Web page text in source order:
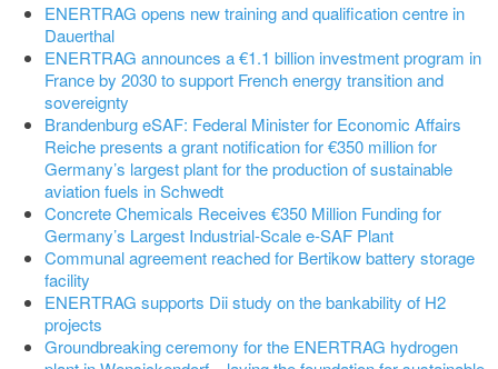
ENERTRAG opens new training and qualification centre in
Dauerthal
ENERTRAG announces a €1.1 billion investment program in
France by 2030 to support French energy transition and
sovereignty
Brandenburg eSAF: Federal Minister for Economic Affairs
Reiche presents a grant notification for €350 million for
Germany’s largest plant for the production of sustainable
aviation fuels in Schwedt
Concrete Chemicals Receives €350 Million Funding for
Germany’s Largest Industrial-Scale e-SAF Plant
Communal agreement reached for Bertikow battery storage
facility
ENERTRAG supports Dii study on the bankability of H2
projects
Groundbreaking ceremony for the ENERTRAG hydrogen